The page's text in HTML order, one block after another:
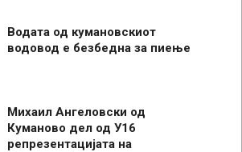
Водата од кумановскиот
водовод е безбедна за пиење
Михаил Ангеловски од
Куманово дел од У16
репрезентацијата на